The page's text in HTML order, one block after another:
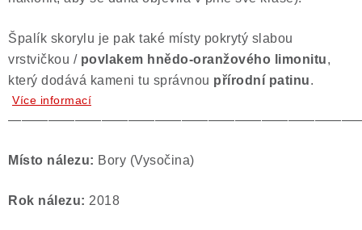
Špalík skorylu je pak také místy pokrytý slabou
vrstvičkou / povlakem hnědo-oranžového limonitu,
který dodává kameni tu správnou přírodní patinu.
Více informací
Místo nálezu: Bory (Vysočina)
Rok nálezu: 2018